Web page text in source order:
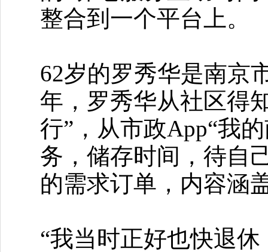
整合到一个平台上。
62岁的罗秀华是南京
年，罗秀华从社区得
行”，从市政App“我
务，储存时间，待自
的需求订单，内容涵
“我当时正好也快退